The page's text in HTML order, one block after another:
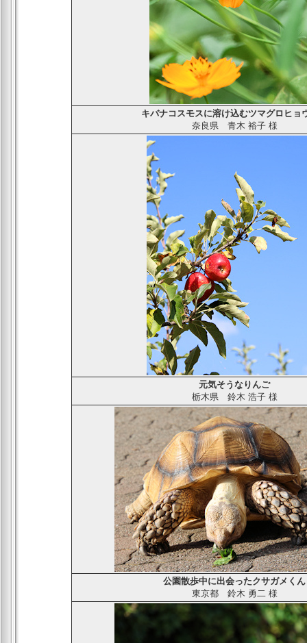
キバナコスモスに溶け込むツマグロヒョ
奈良県青木 裕子 様
元気そうなりんご
栃木県鈴木 浩子 様
公園散歩中に出会ったクサガメくん
東京都鈴木 勇二 様